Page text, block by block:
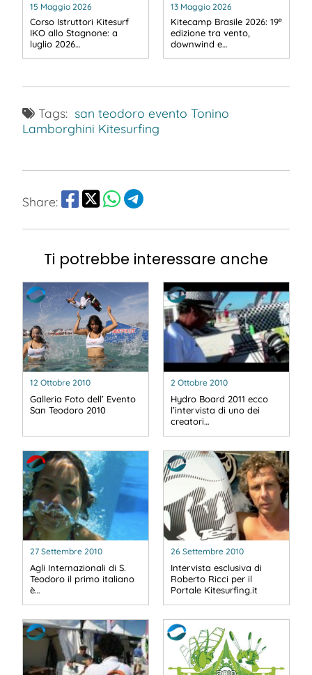
15 Maggio 2026
Corso Istruttori Kitesurf
IKO allo Stagnone: a
luglio 2026…
13 Maggio 2026
Kitecamp Brasile 2026: 19ª
edizione tra vento,
downwind e…
Tags: san teodoro evento Tonino
Lamborghini Kitesurfing
Share:
Ti potrebbe interessare anche
12 Ottobre 2010
Galleria Foto dell’ Evento
San Teodoro 2010
2 Ottobre 2010
Hydro Board 2011 ecco
l’intervista di uno dei
creatori…
27 Settembre 2010
Agli Internazionali di S.
Teodoro il primo italiano
è…
26 Settembre 2010
Intervista esclusiva di
Roberto Ricci per il
Portale Kitesurfing.it